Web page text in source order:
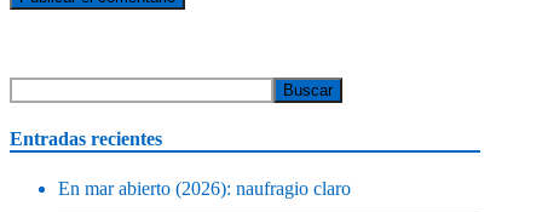
Entradas recientes
En mar abierto (2026): naufragio claro